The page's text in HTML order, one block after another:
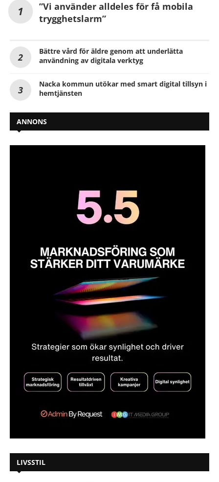
”Vi använder alldeles för få mobila
trygghetslarm”
Bättre vård för äldre genom att underlätta
användning av digitala verktyg
Nacka kommun utökar med smart digital tillsyn i
hemtjänsten
ANNONS
LIVSSTIL